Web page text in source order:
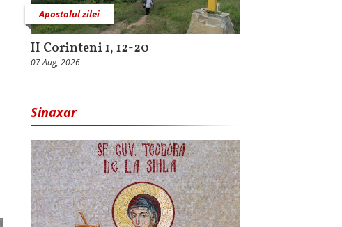
Apostolul zilei
II Corinteni 1, 12-20
07 Aug, 2026
Sinaxar